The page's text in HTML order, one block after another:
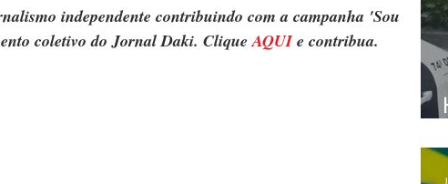
independente contribuindo com a campanha 'Sou
coletivo do Jornal Daki. Clique AQUI e contribua.